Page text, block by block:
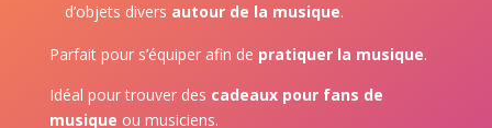
d’objets divers autour de la musique.
Parfait pour s’équiper afin de pratiquer la musique.
Idéal pour trouver des cadeaux pour fans de
musique ou musiciens.